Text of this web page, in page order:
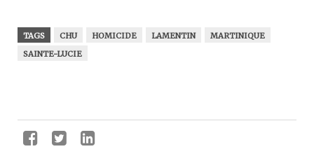
TAGS CHU HOMICIDE LAMENTIN
MARTINIQUE
SAINTE-LUCIE